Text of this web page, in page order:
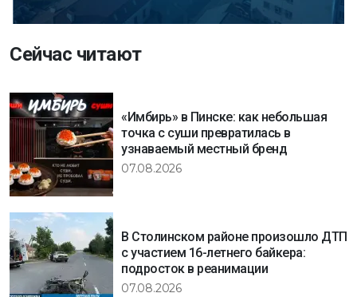
Сейчас читают
«Имбирь» в Пинске: как небольшая
точка с суши превратилась в
узнаваемый местный бренд
07.08.2026
В Столинском районе произошло ДТП
с участием 16-летнего байкера:
подросток в реанимации
07.08.2026